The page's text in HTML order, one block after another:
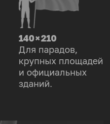
140 × 210
Для парадов,
крупных площадей
и официальных
зданий.